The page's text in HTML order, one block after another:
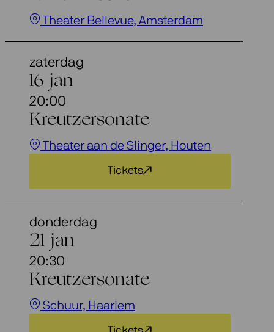
Theater Bellevue, Amsterdam
zaterdag
16 jan
20:00
Kreutzersonate
Theater aan de Slinger, Houten
Tickets
donderdag
21 jan
20:30
Kreutzersonate
Schuur, Haarlem